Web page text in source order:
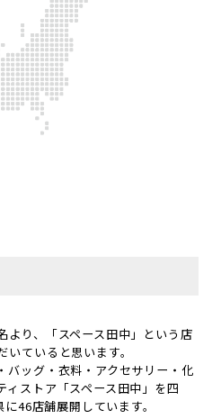
より、「スペース田中」という店
ていると思います。
バッグ・衣料・アクセサリー・化
ストア「スペース田中」を四
46店舗展開しています。